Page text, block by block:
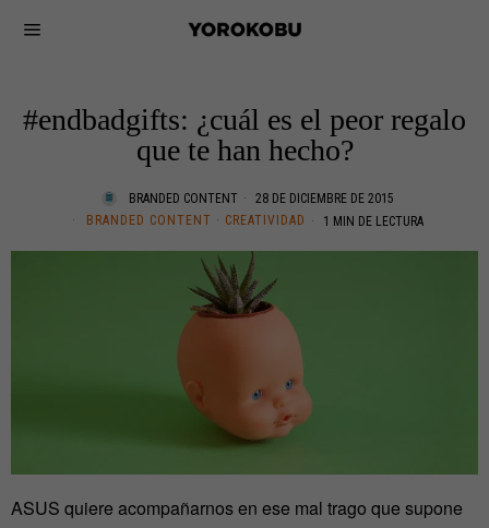
#endbadgifts: ¿cuál es el peor regalo
que te han hecho?
BRANDED CONTENT
28 DE DICIEMBRE DE 2015
BRANDED CONTENT · CREATIVIDAD 1 MIN DE LECTURA
ASUS quiere acompañarnos en ese mal trago que supone